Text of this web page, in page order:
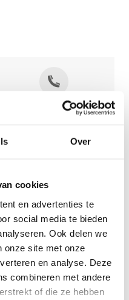
Over
cookies
en advertenties te
social media te bieden
Ook delen we
onze site met onze
en analyse. Deze
combineren met andere
of die ze hebben
vraag behoort